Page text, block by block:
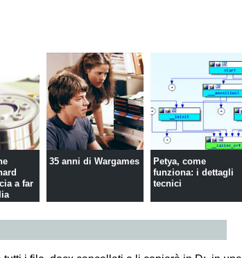
a far
35 anni di Wargames
Petya, come
funziona: i dettagli
tecnici